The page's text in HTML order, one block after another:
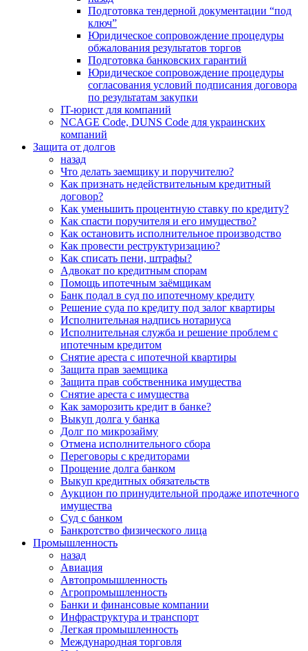
Подготовка тендерной документации “под
ключ”
Юридическое сопровождение процедуры
обжалования результатов торгов
Подготовка банковских гарантий
Юридическое сопровождение процедуры
согласования условий подписания договора
по результатам закупки
IT-юрист для компаний
NCAGE Code, DUNS Code для украинских
компаний
Защита от долгов
назад
Что делать заемщику и поручителю?
Как признать недействительным кредитный
договор?
Как уменьшить процентную ставку по кредиту?
Как спасти поручителя и его имущество?
Как остановить исполнительное производство
Как провести реструктуризацию?
Как списать пени, штрафы?
Адвокат по кредитным спорам
Помощь ипотечным заёмщикам
Банк подал в суд по ипотечному кредиту
Решение суда по кредиту под залог квартиры
Исполнительная надпись нотариуса
Исполнительная служба и решение проблем с
ипотечным кредитом
Снятие ареста с ипотечной квартиры
Защита прав заемщика
Защита прав собственника имущества
Снятие ареста с имущества
Как заморозить кредит в банке?
Выкуп долга у банка
Долг по микрозайму
Отмена исполнительного сбора
Переговоры с кредиторами
Прощение долга банком
Выкуп кредитных обязательств
Аукцион по принудительной продаже ипотечного
имущества
Суд с банком
Банкротство физического лица
Промышленность
назад
Авиация
Автопромышленность
Агропромышленность
Банки и финансовые компании
Инфраструктура и транспорт
Легкая промышленность
Международная торговля